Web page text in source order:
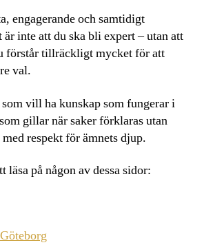
engagerande och samtidigt
inte att du ska bli expert – utan att
förstår tillräckligt mycket för att
val.
vill ha kunskap som fungerar i
gillar när saker förklaras utan
respekt för ämnets djup.
läsa på någon av dessa sidor: